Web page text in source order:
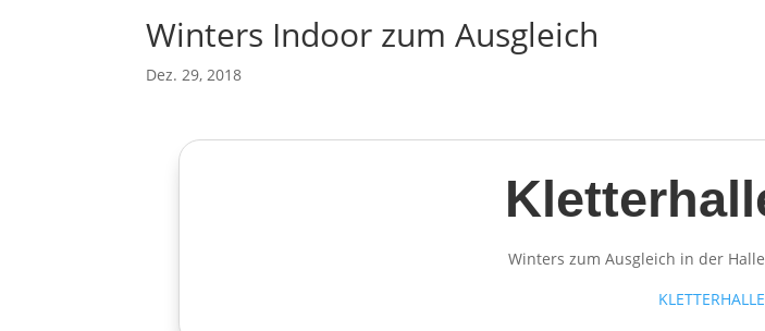
Winters Indoor zum Ausgleich
Dez. 29, 2018
Winters zum Ausgleich in der